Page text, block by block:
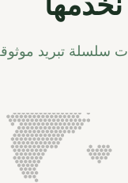
سلسلة تبريد